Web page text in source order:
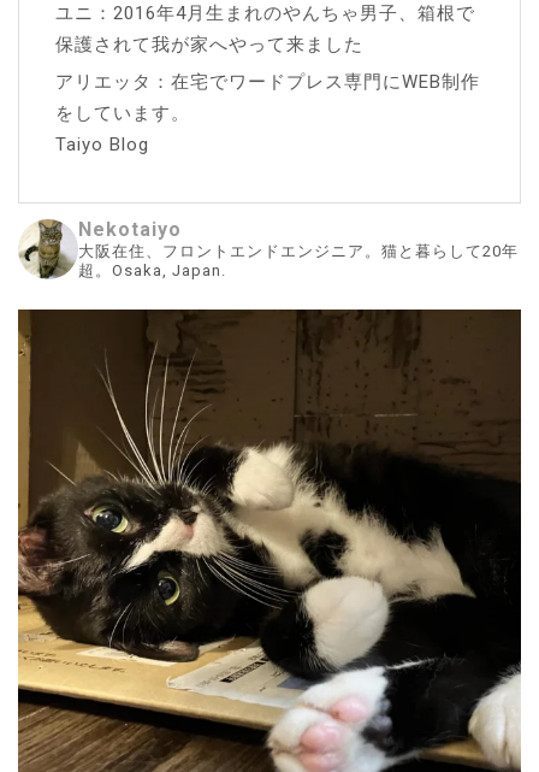
ユニ：2016年4月生まれのやんちゃ男子、箱根で
保護されて我が家へやって来ました
アリエッタ：在宅でワードプレス専門にWEB制作
をしています。
Taiyo Blog
Nekotaiyo
大阪在住、フロントエンドエンジニア。猫と暮らして20年
超。Osaka, Japan.